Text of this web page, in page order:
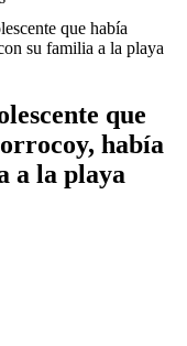
que había
su familia a la playa
que
había
a la playa